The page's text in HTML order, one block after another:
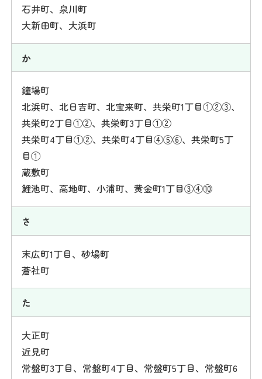
石井町、泉川町
大新田町、大浜町
か
鐘場町
北浜町、北日吉町、北宝来町、共栄町1丁目①②③、
共栄町2丁目①②、共栄町3丁目①②
共栄町4丁目①②、共栄町4丁目④⑤⑥、共栄町5丁
目①
蔵敷町
鯉池町、高地町、小浦町、黄金町1丁目③④⑩
さ
末広町1丁目、砂場町
蒼社町
た
大正町
近見町
常盤町3丁目、常盤町4丁目、常盤町5丁目、常盤町6